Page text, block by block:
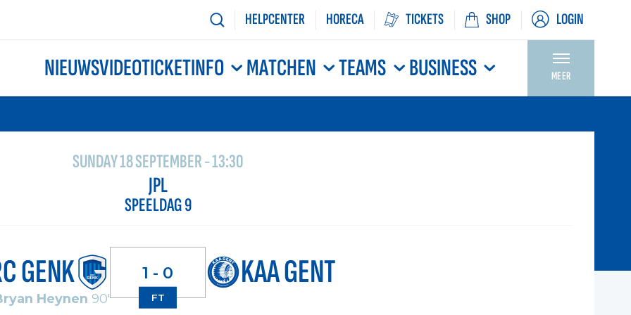
HELPCENTER HORECA TICKETS SHOP LOGIN
NIEUWSVIDEOTICKETINFO MATCHEN TEAMS BUSINESS MEER
SUNDAY 18 SEPTEMBER - 13:30
JPL
SPEELDAG 9
GENK
Heynen 90'
1 - 0
FT
KAA GENT